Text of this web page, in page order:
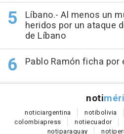
Líbano.- Al menos un
heridos por un ataque
de Líbano
Pablo Ramón ficha por
noti
noticiargentina notibolivia
colombiapress notiecuador
notiparaguay noti